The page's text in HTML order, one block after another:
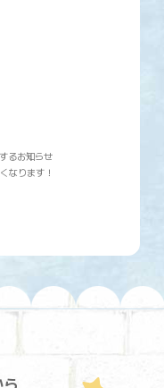
るお知らせ
なります！